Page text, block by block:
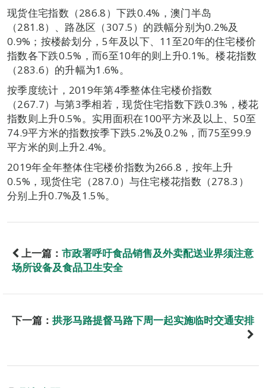
现货住宅指数（286.8）下跌0.4%，澳门半岛
（281.8）、路氹区（307.5）的跌幅分别为0.2%及
0.9%；按楼龄划分，5年及以下、11至20年的住宅楼价
指数各下跌0.5%，而6至10年的则上升0.1%。楼花指数
（283.6）的升幅为1.6%。
按季度统计，2019年第4季整体住宅楼价指数
（267.7）与第3季相若，现货住宅指数下跌0.3%，楼花
指数则上升0.5%。实用面积在100平方米及以上、50至
74.9平方米的指数按季下跌5.2%及0.2%，而75至99.9
平方米的则上升2.4%。
2019年全年整体住宅楼价指数为266.8，按年上升
0.5%，现货住宅（287.0）与住宅楼花指数（278.3）
分别上升0.7%及1.5%。
上一篇： 市政署呼吁食品销售及外卖配送业界须注意
场所设备及食品卫生安全
下一篇： 拱形马路提督马路下周一起实施临时交通安排